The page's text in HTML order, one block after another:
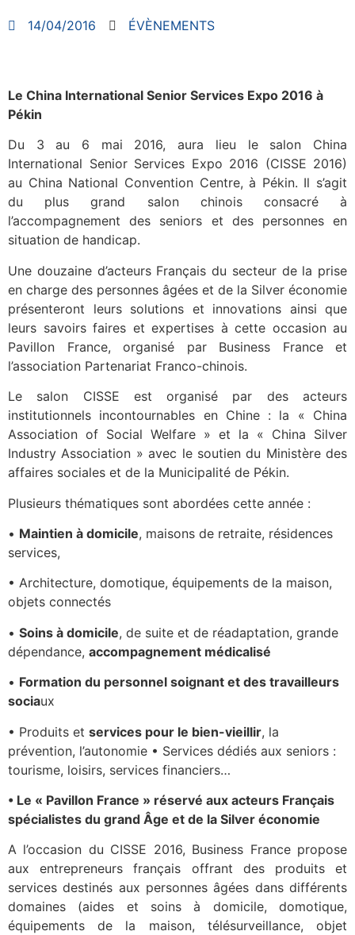
14/04/2016 ÉVÈNEMENTS
Le China International Senior Services Expo 2016 à
Pékin
Du 3 au 6 mai 2016, aura lieu le salon China
International Senior Services Expo 2016 (CISSE 2016)
au China National Convention Centre, à Pékin. Il s’agit
du plus grand salon chinois consacré à
l’accompagnement des seniors et des personnes en
situation de handicap.
Une douzaine d’acteurs Français du secteur de la prise
en charge des personnes âgées et de la Silver économie
présenteront leurs solutions et innovations ainsi que
leurs savoirs faires et expertises à cette occasion au
Pavillon France, organisé par Business France et
l’association Partenariat Franco-chinois.
Le salon CISSE est organisé par des acteurs
institutionnels incontournables en Chine : la « China
Association of Social Welfare » et la « China Silver
Industry Association » avec le soutien du Ministère des
affaires sociales et de la Municipalité de Pékin.
Plusieurs thématiques sont abordées cette année :
• Maintien à domicile, maisons de retraite, résidences
services,
• Architecture, domotique, équipements de la maison,
objets connectés
• Soins à domicile, de suite et de réadaptation, grande
dépendance, accompagnement médicalisé
• Formation du personnel soignant et des travailleurs
sociaux
• Produits et services pour le bien-vieillir, la
prévention, l’autonomie • Services dédiés aux seniors :
tourisme, loisirs, services financiers…
• Le « Pavillon France » réservé aux acteurs Français
spécialistes du grand Âge et de la Silver économie
A l’occasion du CISSE 2016, Business France propose
aux entrepreneurs français offrant des produits et
services destinés aux personnes âgées dans différents
domaines (aides et soins à domicile, domotique,
équipements de la maison, télésurveillance, objet